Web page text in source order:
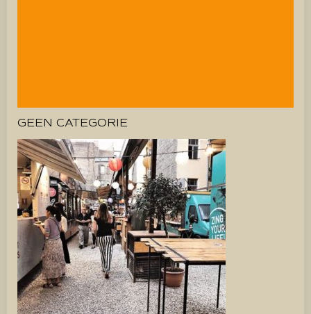
GEEN CATEGORIE